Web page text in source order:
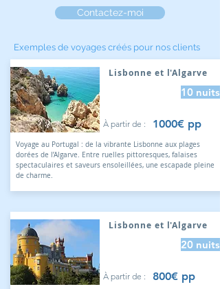
Contactez-moi
Exemples de voyages créés pour nos clients
Lisbonne et l'Algarve
10 nuits
À partir de : 1000€ pp
Voyage au Portugal : de la vibrante Lisbonne aux plages
dorées de l’Algarve. Entre ruelles pittoresques, falaises
spectaculaires et saveurs ensoleillées, une escapade pleine
de charme.
Lisbonne et l'Algarve
20 nuits
À partir de : 800€ pp